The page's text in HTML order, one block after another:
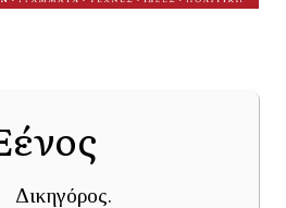
Δικηγόρος.